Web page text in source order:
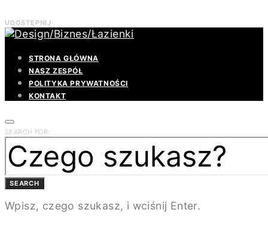
UDOSTĘPNIJ
STRONA GŁÓWNA
NASZ ZESPÓŁ
POLITYKA PRYWATNOŚCI
KONTAKT
SEARCH FOR:
SEARCH
Wpisz, czego szukasz, i wciśnij Enter.